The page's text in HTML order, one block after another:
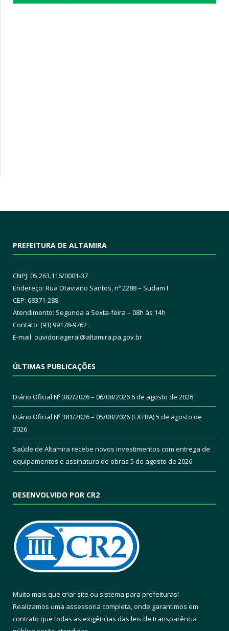
PREFEITURA DE ALTAMIRA
CNPJ: 05.263.116/0001-37
Endereço: Rua Otaviano Santos, nº 2288 – Sudam I
CEP: 68371-288
Atendimento: Segunda a Sexta-feira – 08h às 14h
Contato: (93) 99178-9762
E-mail: ouvidoriageral@altamira.pa.gov.br
ÚLTIMAS PUBLICAÇÕES
Diário Oficial Nº 382/2026 – 06/08/20266 de agosto de 2026
Diário Oficial Nº 381/2026 – 05/08/2026 (EXTRA)5 de agosto de
2026
Saúde de Altamira recebe novos investimentos com entrega de
equipamentos e assinatura de obras 5 de agosto de 2026
DESENVOLVIDO POR CR2
Muito mais que criar site ou sistema para prefeituras!
Realizamos uma assessoria completa, onde garantimos em
contrato que todas as exigências das leis de transparência